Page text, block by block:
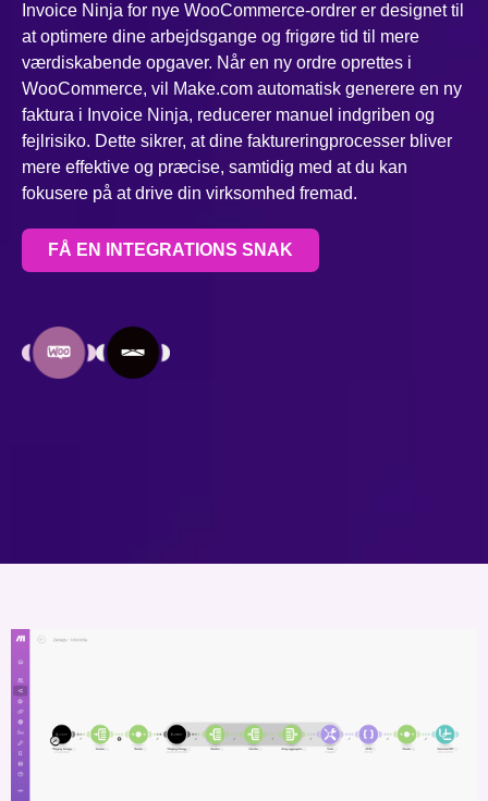
Invoice Ninja for nye WooCommerce-ordrer er designet til
at optimere dine arbejdsgange og frigøre tid til mere
værdiskabende opgaver. Når en ny ordre oprettes i
WooCommerce, vil Make.com automatisk generere en ny
faktura i Invoice Ninja, reducerer manuel indgriben og
fejlrisiko. Dette sikrer, at dine faktureringprocesser bliver
mere effektive og præcise, samtidig med at du kan
fokusere på at drive din virksomhed fremad.
FÅ EN INTEGRATIONS SNAK